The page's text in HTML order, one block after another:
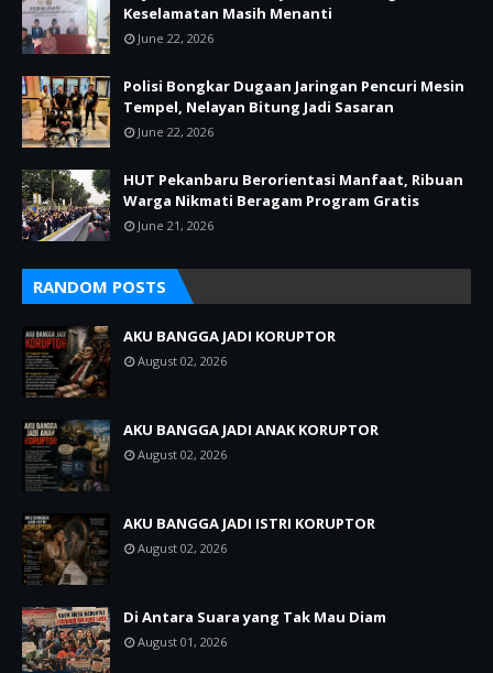
Keselamatan Masih Menanti
June 22, 2026
Polisi Bongkar Dugaan Jaringan Pencuri Mesin
Tempel, Nelayan Bitung Jadi Sasaran
June 22, 2026
HUT Pekanbaru Berorientasi Manfaat, Ribuan
Warga Nikmati Beragam Program Gratis
June 21, 2026
RANDOM POSTS
AKU BANGGA JADI KORUPTOR
August 02, 2026
AKU BANGGA JADI ANAK KORUPTOR
August 02, 2026
AKU BANGGA JADI ISTRI KORUPTOR
August 02, 2026
Di Antara Suara yang Tak Mau Diam
August 01, 2026